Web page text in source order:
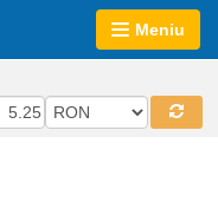
Meniu